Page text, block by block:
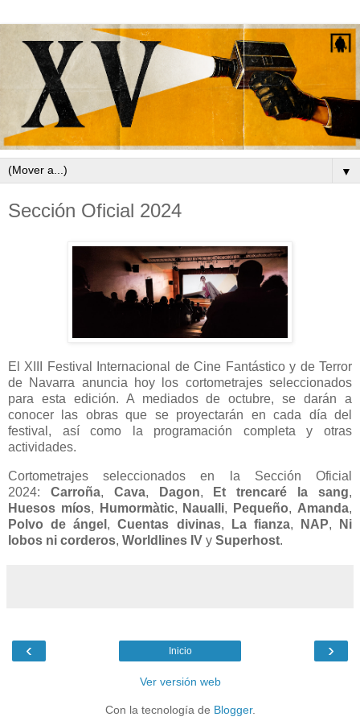
▼
Sección Oficial 2024
El XIII Festival Internacional de Cine Fantástico y de Terror
de Navarra anuncia hoy los cortometrajes seleccionados
para esta edición. A mediados de octubre, se darán a
conocer las obras que se proyectarán en cada día del
festival, así como la programación completa y otras
actividades.
Cortometrajes seleccionados en la Sección Oficial
2024: Carroña, Cava, Dagon, Et trencaré la sang,
Huesos míos, Humormàtic, Naualli, Pequeño, Amanda,
Polvo de ángel ,Cuentas divinas, La fianza, NAP,
Ni
lobos ni corderos, Worldlines IV y Superhost.
‹ ›
Inicio
Ver versión web
Con la tecnología de Blogger.